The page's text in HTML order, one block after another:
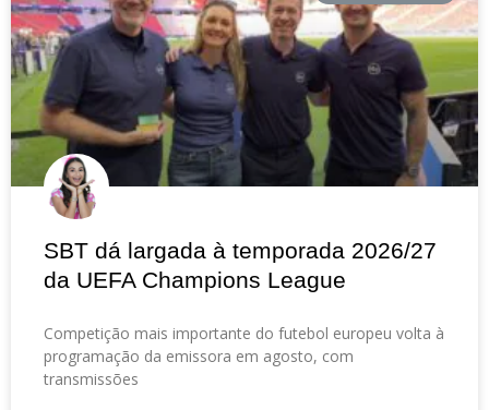
SBT dá largada à temporada 2026/27
da UEFA Champions League
Competição mais importante do futebol europeu volta à
programação da emissora em agosto, com
transmissões